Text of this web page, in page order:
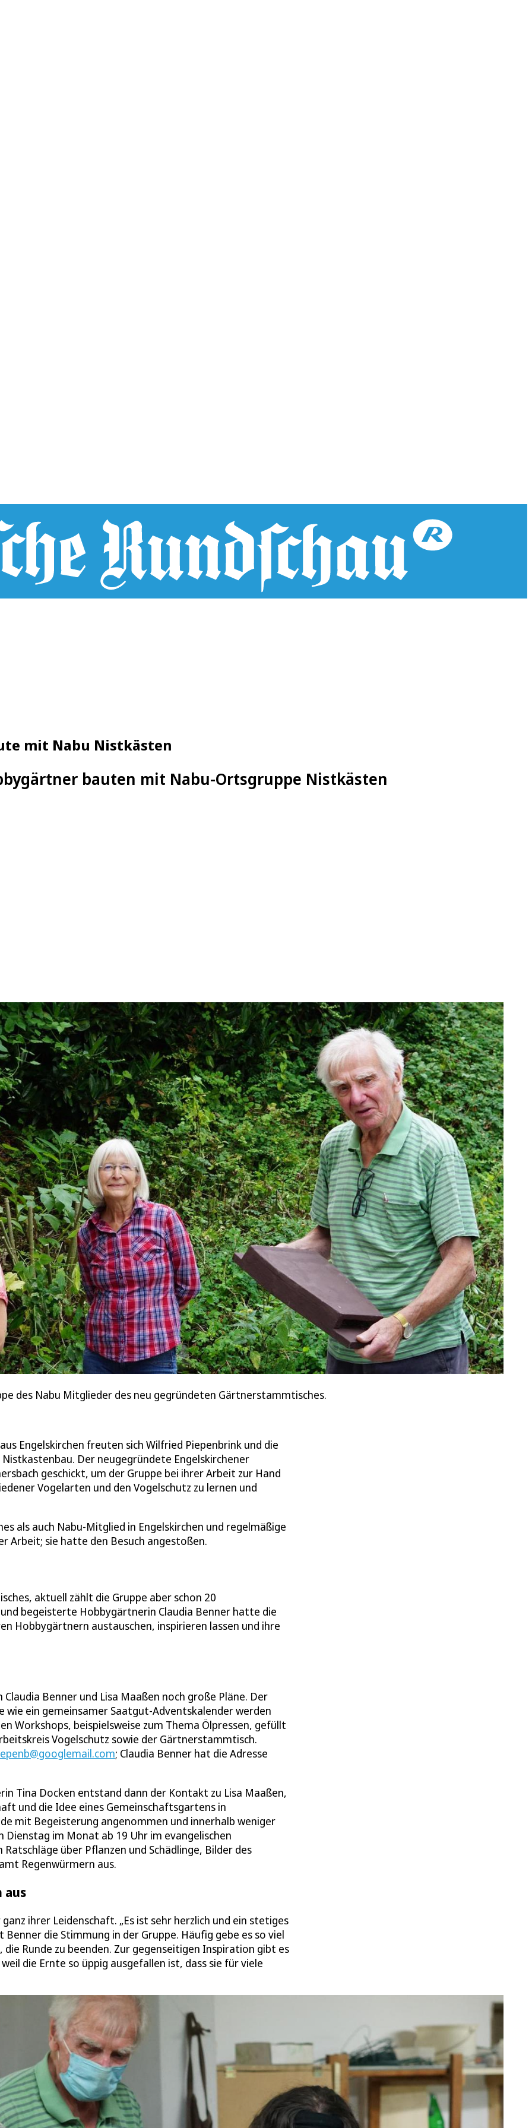
mit Nabu Nistkästen
bauten mit Nabu-Ortsgruppe Nistkästen
des Nabu Mitglieder des neu gegründeten Gärtnerstammtisches.
Engelskirchen freuten sich Wilfried Piepenbrink und die
Der neugegründete Engelskirchener
geschickt, um der Gruppe bei ihrer Arbeit zur Hand
Vogelarten und den Vogelschutz zu lernen und
als auch Nabu-Mitglied in Engelskirchen und regelmäßige
Arbeit; sie hatte den Besuch angestoßen.
aktuell zählt die Gruppe aber schon 20
begeisterte Hobbygärtnerin Claudia Benner hatte die
Hobbygärtnern austauschen, inspirieren lassen und ihre
Benner und Lisa Maaßen noch große Pläne. Der
ein gemeinsamer Saatgut-Adventskalender werden
Workshops, beispielsweise zum Thema Ölpressen, gefüllt
Vogelschutz sowie der Gärtnerstammtisch.
; Claudia Benner hat die Adresse
Tina Docken entstand dann der Kontakt zu Lisa Maaßen,
und die Idee eines Gemeinschaftsgartens in
mit Begeisterung angenommen und innerhalb weniger
im Monat ab 19 Uhr im evangelischen
über Pflanzen und Schädlinge, Bilder des
Regenwürmern aus.
aus
ihrer Leidenschaft. „Es ist sehr herzlich und ein stetiges
die Stimmung in der Gruppe. Häufig gebe es so viel
Runde zu beenden. Zur gegenseitigen Inspiration gibt es
die Ernte so üppig ausgefallen ist, dass sie für viele